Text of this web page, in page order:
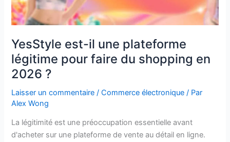
YesStyle est-il une plateforme
légitime pour faire du shopping en
2026 ?
Laisser un commentaire /Commerce électronique / Par
Alex Wong
La légitimité est une préoccupation essentielle avant
d'acheter sur une plateforme de vente au détail en ligne.
2026 ?